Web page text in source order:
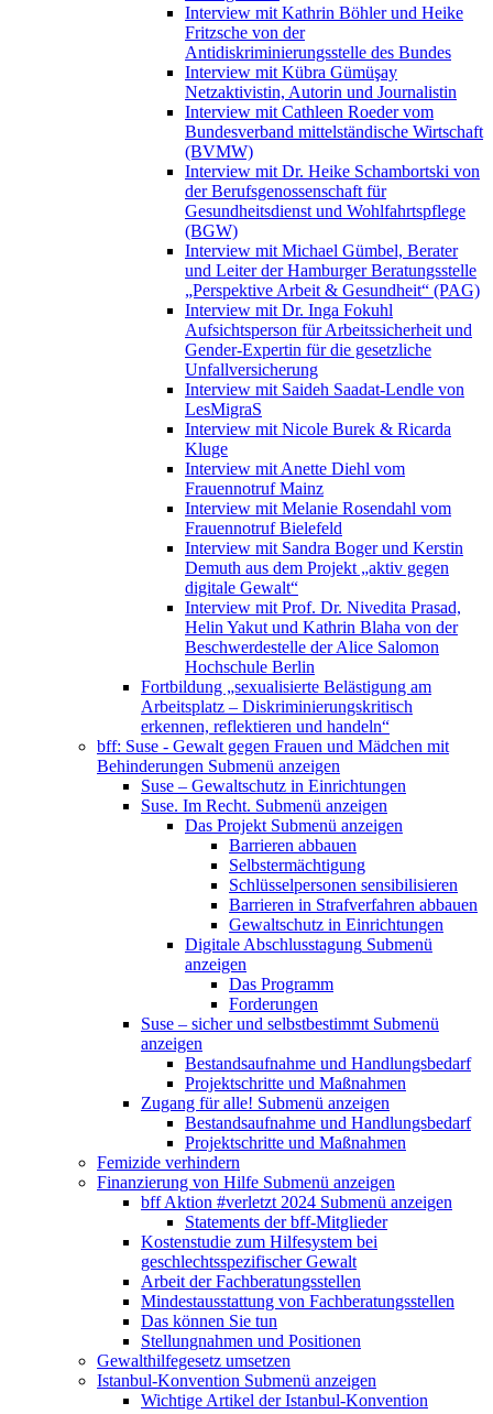
Interview mit Kathrin Böhler und Heike
Fritzsche von der
Antidiskriminierungsstelle des Bundes
Interview mit Kübra Gümüşay
Netzaktivistin, Autorin und Journalistin
Interview mit Cathleen Roeder vom
Bundesverband mittelständische Wirtschaft
(BVMW)
Interview mit Dr. Heike Schambortski von
der Berufsgenossenschaft für
Gesundheitsdienst und Wohlfahrtspflege
(BGW)
Interview mit Michael Gümbel, Berater
und Leiter der Hamburger Beratungsstelle
„Perspektive Arbeit & Gesundheit“ (PAG)
Interview mit Dr. Inga Fokuhl
Aufsichtsperson für Arbeitssicherheit und
Gender-Expertin für die gesetzliche
Unfallversicherung
Interview mit Saideh Saadat-Lendle von
LesMigraS
Interview mit Nicole Burek & Ricarda
Kluge
Interview mit Anette Diehl vom
Frauennotruf Mainz
Interview mit Melanie Rosendahl vom
Frauennotruf Bielefeld
Interview mit Sandra Boger und Kerstin
Demuth aus dem Projekt „aktiv gegen
digitale Gewalt“
Interview mit Prof. Dr. Nivedita Prasad,
Helin Yakut und Kathrin Blaha von der
Beschwerdestelle der Alice Salomon
Hochschule Berlin
Fortbildung „sexualisierte Belästigung am
Arbeitsplatz – Diskriminierungskritisch
erkennen, reflektieren und handeln“
bff: Suse - Gewalt gegen Frauen und Mädchen mit
Behinderungen Submenü anzeigen
Suse – Gewaltschutz in Einrichtungen
Suse. Im Recht. Submenü anzeigen
Das Projekt Submenü anzeigen
Barrieren abbauen
Selbstermächtigung
Schlüsselpersonen sensibilisieren
Barrieren in Strafverfahren abbauen
Gewaltschutz in Einrichtungen
Digitale Abschlusstagung Submenü
anzeigen
Das Programm
Forderungen
Suse – sicher und selbstbestimmt Submenü
anzeigen
Bestandsaufnahme und Handlungsbedarf
Projektschritte und Maßnahmen
Zugang für alle! Submenü anzeigen
Bestandsaufnahme und Handlungsbedarf
Projektschritte und Maßnahmen
Femizide verhindern
Finanzierung von Hilfe Submenü anzeigen
bff Aktion #verletzt 2024 Submenü anzeigen
Statements der bff-Mitglieder
Kostenstudie zum Hilfesystem bei
geschlechtsspezifischer Gewalt
Arbeit der Fachberatungsstellen
Mindestausstattung von Fachberatungsstellen
Das können Sie tun
Stellungnahmen und Positionen
Gewalthilfegesetz umsetzen
Istanbul-Konvention Submenü anzeigen
Wichtige Artikel der Istanbul-Konvention